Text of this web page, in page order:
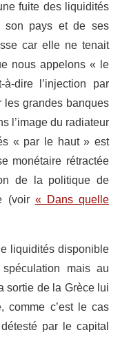
fuite des liquidités
son pays et de ses
car elle ne tenait
nous appelons « le
dire l’injection par
grandes banques
l’image du radiateur
« par le haut » est
monétaire rétractée
de la politique de
(voir « Dans quelle
liquidités disponible
mais au
sortie de la Grèce lui
comme c’est le cas
par le capital